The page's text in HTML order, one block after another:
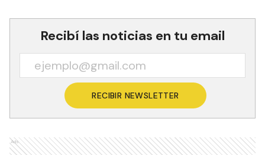
Recibí las noticias en tu email
RECIBIR NEWSLETTER
Ads